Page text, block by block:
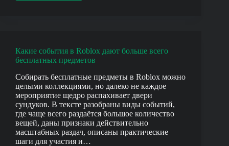
игр
Какие события в Roblox дают больше всего
бесплатных предметов
Собирать бесплатные предметы в Roblox можно
целыми коллекциями, но далеко не каждое
мероприятие щедро распахивает двери
сундуков. В тексте разобраны виды событий,
где чаще всего раздаётся большое количество
вещей, даны признаки действительно
масштабных раздач, описаны практические
шаги для участия и…